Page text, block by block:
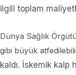
ilgili toplam
Dünya Sağlık
gibi büyük
kaldı. İskemik kalp